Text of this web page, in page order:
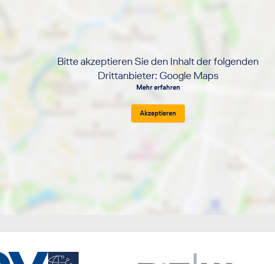
Bitte akzeptieren Sie den Inhalt der folgenden
Drittanbieter: Google Maps
Mehr erfahren
Akzeptieren